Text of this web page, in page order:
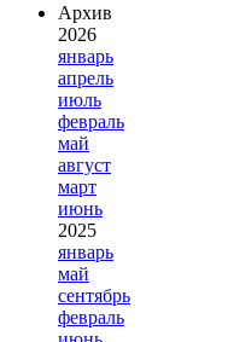
Архив
2026
январь
апрель
июль
февраль
май
август
март
июнь
2025
январь
май
сентябрь
февраль